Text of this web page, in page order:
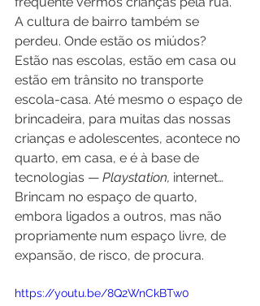
A cultura de bairro também se
perdeu. Onde estão os miúdos?
Estão nas escolas, estão em casa ou
estão em trânsito no transporte
escola-casa. Até mesmo o espaço de
brincadeira, para muitas das nossas
crianças e adolescentes, acontece no
quarto, em casa, e é à base de
tecnologias — Playstation, internet…
Brincam no espaço de quarto,
embora ligados a outros, mas não
propriamente num espaço livre, de
expansão, de risco, de procura.
https://youtu.be/8Q2WnCkBTw0